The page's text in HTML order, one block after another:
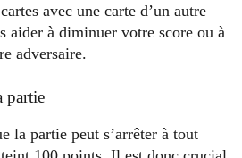
avec une carte d’un autre
aider à diminuer votre score ou à
adversaire.
partie
la partie peut s’arrêter à tout